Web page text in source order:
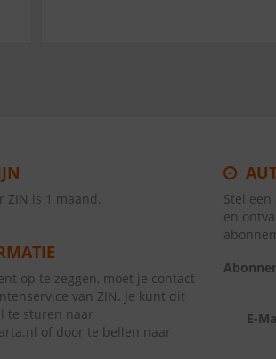
ZIN is 1 maand.
op te zeggen, moet je contact
van ZIN. Je kunt dit
te sturen naar
of door te bellen naar
Stel
en
E-